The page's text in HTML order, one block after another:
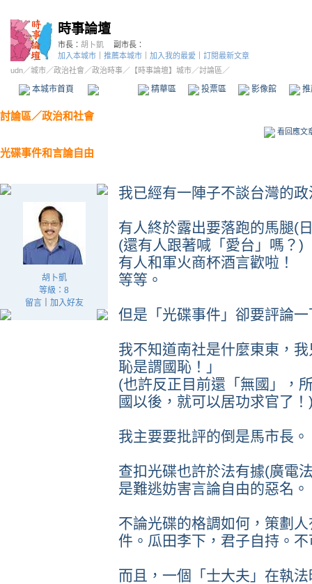
時事論壇
市長： 胡卜凱
副市長：
加入本城市
推薦本城市 加入我的最愛
訂閱最新文章
udn／城市／政治社會 ／政治時事／ 【時事論壇】城市／討論區／
本城市首頁 精華區 投票區 影像館
討論區／政治和社會
看回應文
光碟事件和言論自由
胡卜凱
等級：8
留言｜ 加入好友
我已經有一陣子不談台灣的
有人終於露出要落跑的馬腿(
(還有人跟著喊「愛台」嗎？)
有人和軍火商杯酒言歡啦！
等等。
但是「光碟事件」卻要評論
我不知道南社是什麼東東，
恥是謂國恥！」
(也許反正目前還「無國」，
國以後，就可以居功求官了！
我主要要批評的倒是馬市長。
查扣光碟也許於法有據(廣電
是難逃妨害言論自由的惡名。
不論光碟的格調如何，策劃
件。瓜田李下，君子自持。
而且，一個「士大夫」在執